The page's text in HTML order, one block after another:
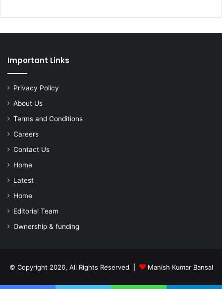
Important Links
Privacy Policy
About Us
Terms and Conditions
Careers
Contact Us
Home
Latest
Home
Editorial Team
Ownership & funding
© Copyright 2026, All Rights Reserved | Manish Kumar Bansal